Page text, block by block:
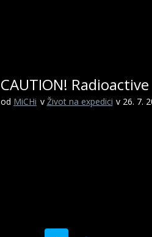
CAUTION!
od MiCHi v Život na expedici v 26. 7.